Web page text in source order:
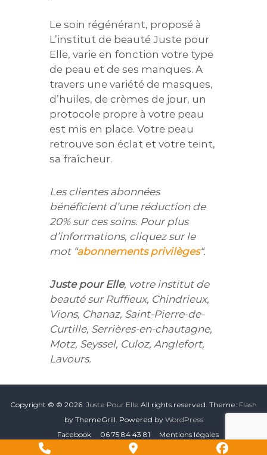
Le soin régénérant, proposé à
L’institut de beauté Juste pour
Elle, varie en fonction votre type
de peau et de ses manques. A
travers une variété de masques,
d’huiles, de crèmes de jour, un
protocole propre à votre peau
est mis en place. Votre peau
retrouve son éclat et votre teint,
sa fraîcheur.
Les clientes abonnées
bénéficient d’une réduction de
20% sur ces soins. Pour plus
d’informations, cliquez sur le
mot “abonnements privilèges“.
Juste pour Elle, votre institut de
beauté sur Ruffieux, Chindrieux,
Vions, Chanaz, Saint-Pierre-de-
Curtille, Serrières-en-chautagne,
Motz, Seyssel, Culoz, Anglefort,
Lavours.
Copyright © © 2026. Juste Pour Elle All rights reserved. Theme: Flash
by ThemeGrill. Powered by WordPress
Facebook
06 75 84 43 81 Mentions légales